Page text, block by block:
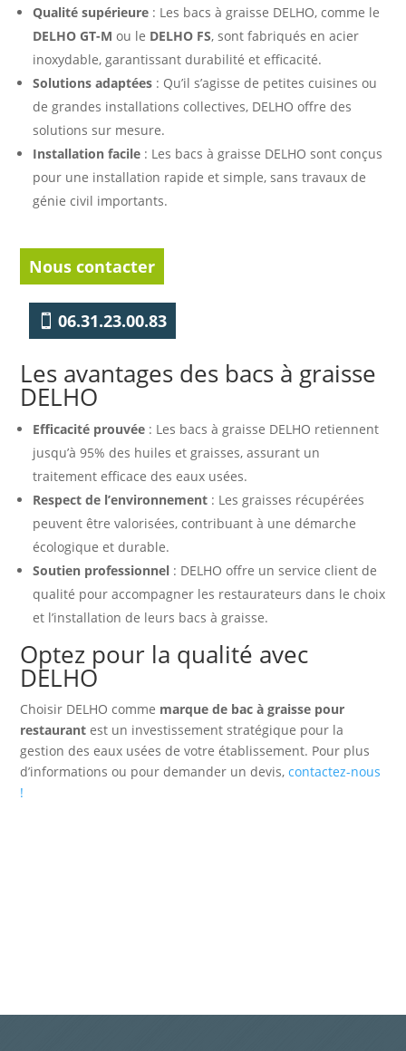
Qualité supérieure : Les bacs à graisse DELHO, comme le
DELHO GT-M ou le DELHO FS, sont fabriqués en acier
inoxydable, garantissant durabilité et efficacité.
Solutions adaptées : Qu’il s’agisse de petites cuisines ou
de grandes installations collectives, DELHO offre des
solutions sur mesure.
Installation facile : Les bacs à graisse DELHO sont conçus
pour une installation rapide et simple, sans travaux de
génie civil importants.
Nous contacter
06.31.23.00.83
Les avantages des bacs à graisse
DELHO
Efficacité prouvée : Les bacs à graisse DELHO retiennent
jusqu’à 95% des huiles et graisses, assurant un
traitement efficace des eaux usées.
Respect de l’environnement : Les graisses récupérées
peuvent être valorisées, contribuant à une démarche
écologique et durable.
Soutien professionnel : DELHO offre un service client de
qualité pour accompagner les restaurateurs dans le choix
et l’installation de leurs bacs à graisse.
Optez pour la qualité avec
DELHO
Choisir DELHO comme marque de bac à graisse pour
restaurant est un investissement stratégique pour la
gestion des eaux usées de votre établissement. Pour plus
d’informations ou pour demander un devis,contactez-nous
!